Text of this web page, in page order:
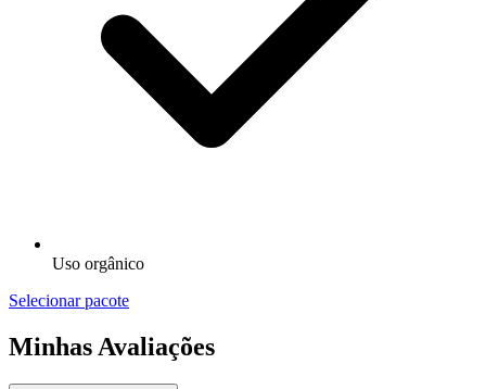
Uso orgânico
Selecionar pacote
Minhas Avaliações